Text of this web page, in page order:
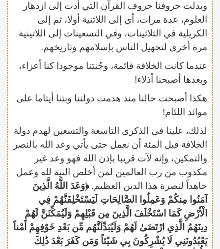
وبدلت حروفنا حروف القرآن التي أدت إلى ازدهار
العلوم، عدة مرات، أي إلى اللاتنية أولا، ثم إلى
الكريلية في الثلاثينات، وفي التسعينات إلى اللاتينية
مرة أخرى لتجهيل الناس بإسلامهم وتاريخهم.
عندما كانت الخلافة قائمة، وجُنتنا موجودا كنا أعزاء،
وبعدها أصبحنا أذلاء!
هكذا أصبحت حالنا منذ هدمت دولتنا وبتنا أيتاما على
موائد اللئام!
لذلك، علينا في الذكرى التاسعة والتسعين لهدم دولة
الخلافة قبل المئة أن نعمل حتى يأتي وعد الله بالنصر
والتمكين، وإنه لآت قريبا بإذن الله فهو وعد غير
مكذوب من رب العالمين لمن أخلص النية لله وعمل
جاهداً لنصرة هذا الدين العظيم.﴿وَعَدَ اللَّهُ الَّذِينَ
آمَنُوا مِنكُمْ وَعَمِلُوا الصَّالِحَاتِ لَيَسْتَخْلِفَنَّهُمْ فِي
الْأَرْضِ كَمَا اسْتَخْلَفَ الَّذِينَ مِن قَبْلِهِمْ وَلَيُمَكِّنَنَّ لَهُمْ
دِينَهُمُ الَّذِي ارْتَضَىٰ لَهُمْ وَلَيُبَدِّلَنَّهُم مِّن بَعْدِ خَوْفِهِمْ أَمْناً
يَعْبُدُونَنِي لَا يُشْرِكُونَ بِي شَيْئاً وَمَن كَفَرَ بَعْدَ ذَٰلِكَ